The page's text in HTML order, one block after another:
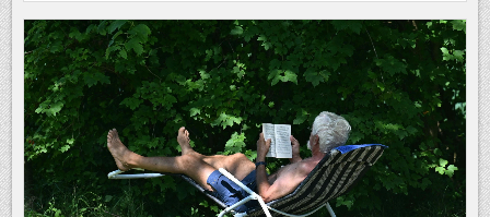
DARF
NICHT
BLOSS L
ÄSTIGE P
FLICHT S
EIN